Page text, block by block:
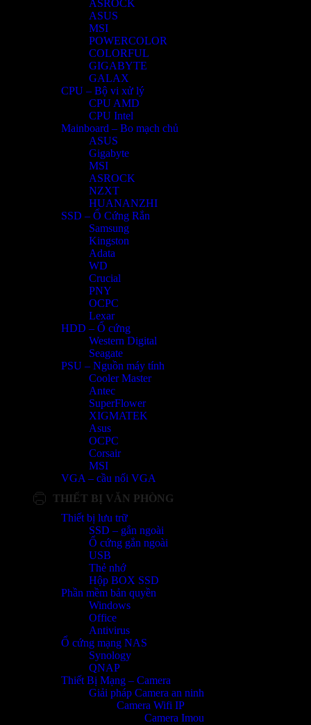
ASROCK
ASUS
MSI
POWERCOLOR
COLORFUL
GIGABYTE
GALAX
CPU – Bộ vi xử lý
CPU AMD
CPU Intel
Mainboard – Bo mạch chủ
ASUS
Gigabyte
MSI
ASROCK
NZXT
HUANANZHI
SSD – Ổ Cứng Rắn
Samsung
Kingston
Adata
WD
Crucial
PNY
OCPC
Lexar
HDD – Ổ cứng
Western Digital
Seagate
PSU – Nguồn máy tính
Cooler Master
Antec
SuperFlower
XIGMATEK
Asus
OCPC
Corsair
MSI
VGA – cầu nối VGA
THIẾT BỊ VĂN PHÒNG
Thiết bị lưu trữ
SSD – gắn ngoài
Ổ cứng gắn ngoài
USB
Thẻ nhớ
Hộp BOX SSD
Phần mềm bản quyền
Windows
Office
Antivirus
Ổ cứng mạng NAS
Synology
QNAP
Thiết Bị Mạng – Camera
Giải pháp Camera an ninh
Camera Wifi IP
Camera Imou